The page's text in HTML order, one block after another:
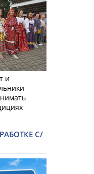
и
С/